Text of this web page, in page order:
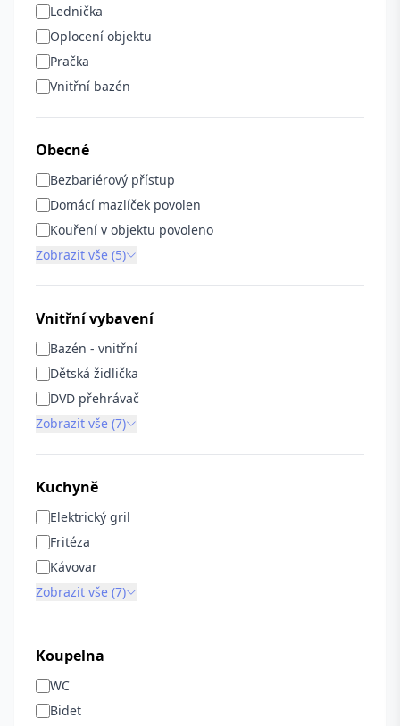
Lednička
Oplocení objektu
Pračka
Vnitřní bazén
Obecné
Bezbariérový přístup
Domácí mazlíček povolen
Kouření v objektu povoleno
Zobrazit vše (5)
Vnitřní vybavení
Bazén - vnitřní
Dětská židlička
DVD přehrávač
Zobrazit vše (7)
Kuchyně
Elektrický gril
Fritéza
Kávovar
Zobrazit vše (7)
Koupelna
WC
Bidet